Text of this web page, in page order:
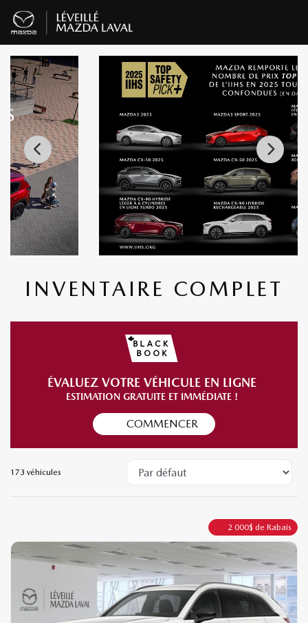
INVENTAIRE COMPLET
ÉVALUEZ VOTRE VÉHICULE EN LIGNE
ESTIMATION GRATUITE ET IMMÉDIATE !
COMMENCER
173 véhicules
2 000$ de Rabais